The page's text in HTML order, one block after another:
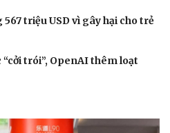
triệu USD vì gây hại cho trẻ
trói”, OpenAI thêm loạt